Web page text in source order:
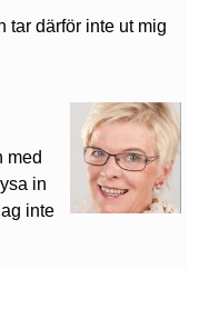
tar därför inte ut mig
med
in
inte